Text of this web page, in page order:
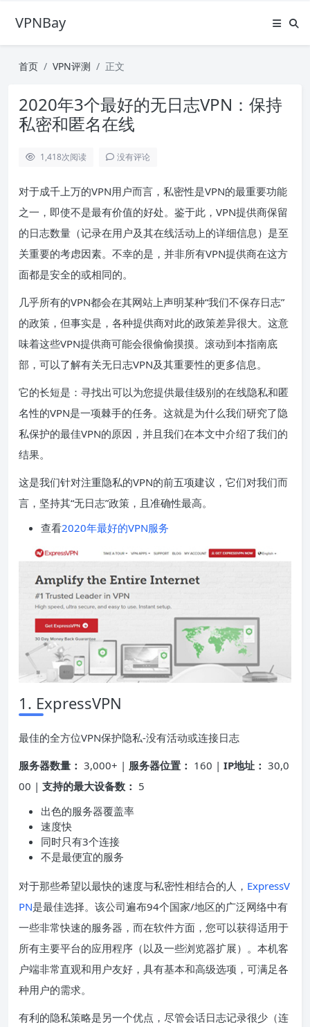
VPNBay
首页 VPN评测 正文
2020年3个最好的无日志VPN：保持
私密和匿名在线
1,418次阅读 没有评论
对于成千上万的VPN用户而言，私密性是VPN的最重要功能
之一，即使不是最有价值的好处。鉴于此，VPN提供商保留
的日志数量（记录在用户及其在线活动上的详细信息）是至
关重要的考虑因素。不幸的是，并非所有VPN提供商在这方
面都是安全的或相同的。
几乎所有的VPN都会在其网站上声明某种“我们不保存日志”
的政策，但事实是，各种提供商对此的政策差异很大。这意
味着这些VPN提供商可能会很偷偷摸摸。滚动到本指南底
部，可以了解有关无日志VPN及其重要性的更多信息。
它的长短是：寻找出可以为您提供最佳级别的在线隐私和匿
名性的VPN是一项棘手的任务。这就是为什么我们研究了隐
私保护的最佳VPN的原因，并且我们在本文中介绍了我们的
结果。
这是我们针对注重隐私的VPN的前五项建议，它们对我们而
言，坚持其“无日志”政策，且准确性最高。
查看2020年最好的VPN服务
1. ExpressVPN
最佳的全方位VPN保护隐私-没有活动或连接日志
服务器数量： 3,000+ | 服务器位置： 160 | IP地址： 30,0
00 | 支持的最大设备数： 5
出色的服务器覆盖率
速度快
同时只有3个连接
不是最便宜的服务
对于那些希望以最快的速度与私密性相结合的人， ExpressV
PN是最佳选择。该公司遍布94个国家/地区的广泛网络中有
一些非常快速的服务器，而在软件方面，您可以获得适用于
所有主要平台的应用程序（以及一些浏览器扩展）。本机客
户端非常直观和用户友好，具有基本和高级选项，可满足各
种用户的需求。
有利的隐私策略是另一个优点，尽管会话日志记录很少（连